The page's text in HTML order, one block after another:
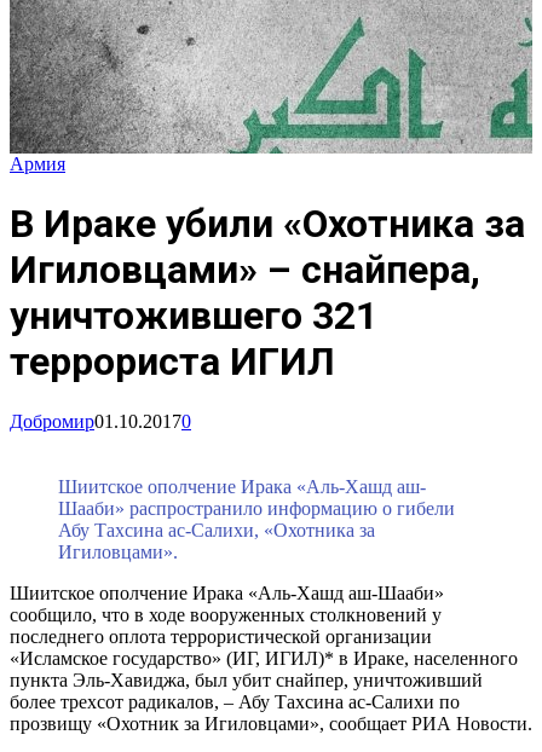
Армия
В Ираке убили «Охотника за
Игиловцами» – снайпера,
уничтожившего 321
террориста ИГИЛ
Добромир01.10.20170
Шиитское ополчение Ирака «Аль-Хашд аш-
Шааби» распространило информацию о гибели
Абу Тахсина ас-Салихи, «Охотника за
Игиловцами».
Шиитское ополчение Ирака «Аль-Хашд аш-Шааби»
сообщило, что в ходе вооруженных столкновений у
последнего оплота террористической организации
«Исламское государство» (ИГ, ИГИЛ)* в Ираке, населенного
пункта Эль-Хавиджа, был убит снайпер, уничтоживший
более трехсот радикалов, – Абу Тахсина ас-Салихи по
прозвищу «Охотник за Игиловцами», сообщает РИА Новости.